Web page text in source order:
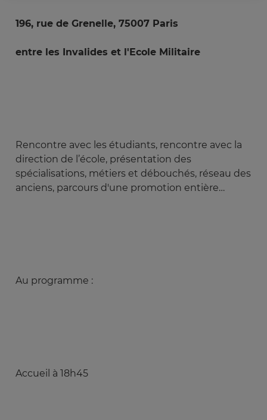
196, rue de Grenelle, 75007 Paris
entre les Invalides et l'Ecole Militaire
Rencontre avec les étudiants, rencontre avec la
direction de l’école, présentation des
spécialisations, métiers et débouchés, réseau des
anciens, parcours d'une promotion entière…
Au programme :
Accueil à 18h45